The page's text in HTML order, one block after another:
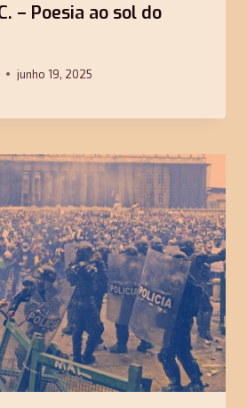
– Poesia ao sol do
junho 19, 2025